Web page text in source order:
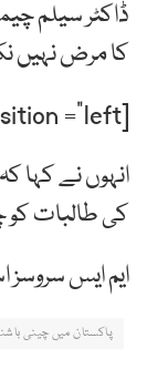
ڈاکٹر سیلم
کا مرض نہیں
[post-relate link=”https://humnews.pk//latest/227681/” position =”left”]
انہوں نے کہا
کی طالبات کو
ایم ایس
پاکستان میں چینی